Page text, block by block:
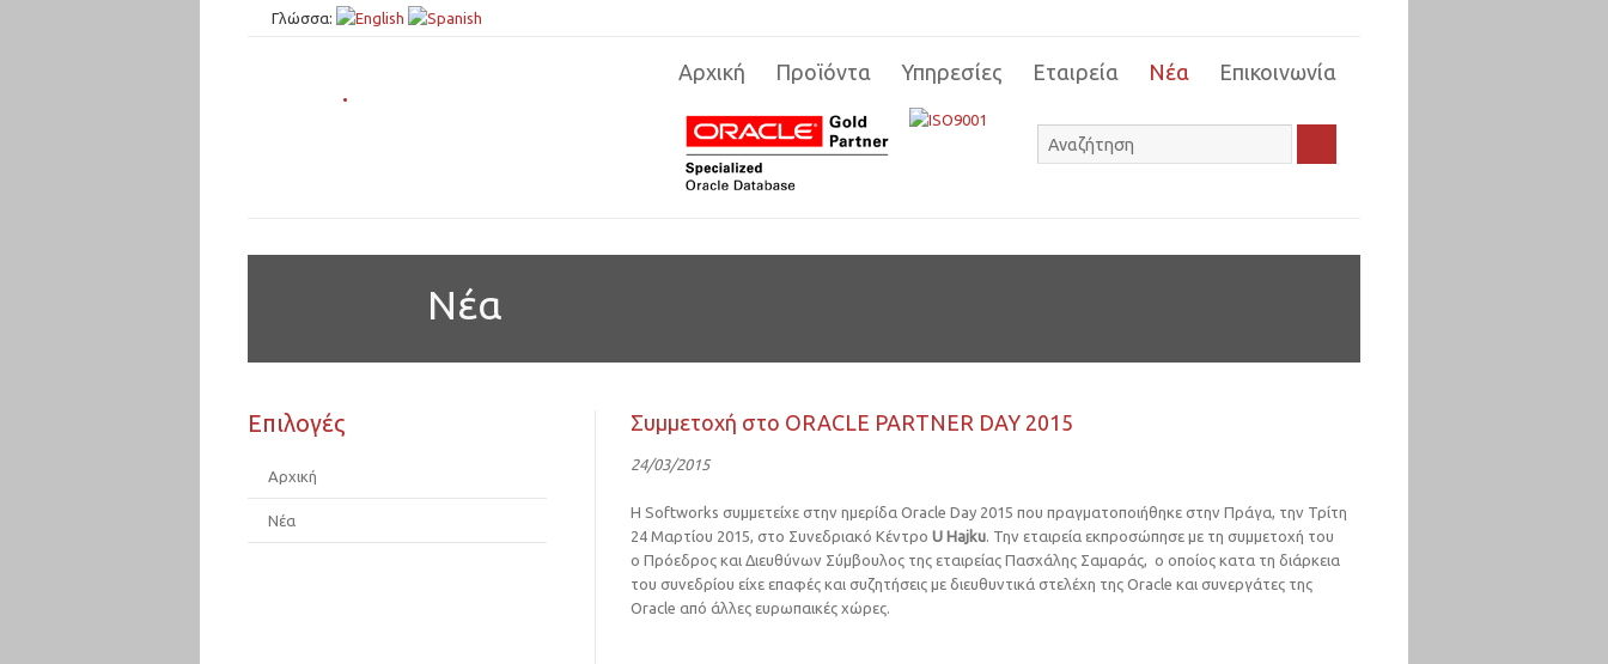
.
Αρχική Προϊόντα Υπηρεσίες Εταιρεία Νέα Επικοινωνία
Νέα
Επιλογές
Αρχική
Νέα
Συμμετοχή στο ORACLE PARTNER DAY 2015
24/03/2015
Η Softworks συμμετείχε στην ημερίδα Oracle Day 2015 που πραγματοποιήθηκε στην Πράγα, την Τρίτη
24 Μαρτίου 2015, στο Συνεδριακό Κέντρο U Hajku. Την εταιρεία εκπροσώπησε με τη συμμετοχή του
ο Πρόεδρος και Διευθύνων Σύμβουλος της εταιρείας Πασχάλης Σαμαράς, ο οποίος κατα τη διάρκεια
του συνεδρίου είχε επαφές και συζητήσεις με διευθυντικά στελέχη της Oracle και συνεργάτες της
Oracle από άλλες ευρωπαικές χώρες.
Γλώσσα: